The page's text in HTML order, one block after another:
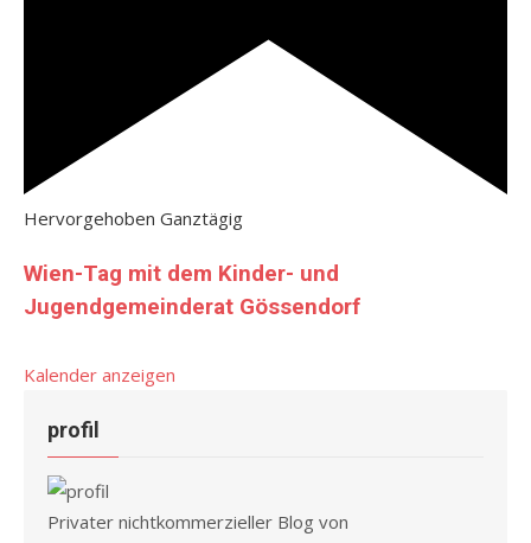
Hervorgehoben Ganztägig
Wien-Tag mit dem Kinder- und
Jugendgemeinderat Gössendorf
Kalender anzeigen
profil
Privater nichtkommerzieller Blog von